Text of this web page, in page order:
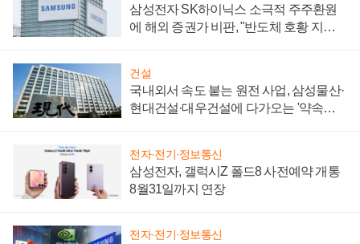
삼성전자 SK하이닉스 소극적 주주환원
에 해외 증권가 비판, "반도체 호황 지속
건설
국내외서 속도 붙는 원전 사업, 삼성물산·
현대건설·대우건설에 다가오는 '약속의
전자·전기·정보통신
삼성전자, 갤럭시Z 폴드8 사전예약 개통
8월31일까지 연장
전자·전기·정보통신